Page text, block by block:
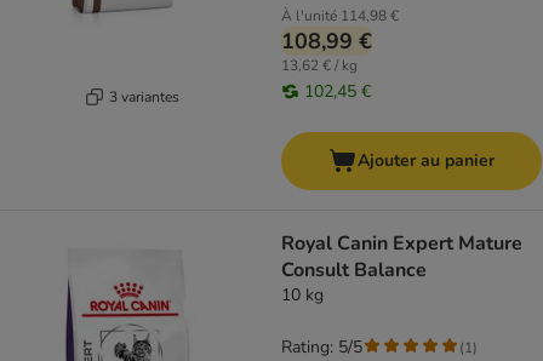
3 variantes
À l'unité 114,98 €
108,99 €
13,62 € / kg
102,45 €
Ajouter au panier
Royal Canin Expert Mature
Consult Balance
10 kg
Rating: 5/5 (1)